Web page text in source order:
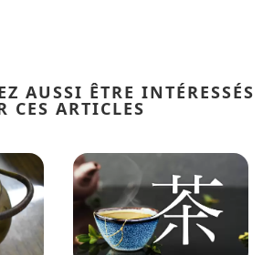
AUSSI ÊTRE INTÉRESSÉS
CES ARTICLES